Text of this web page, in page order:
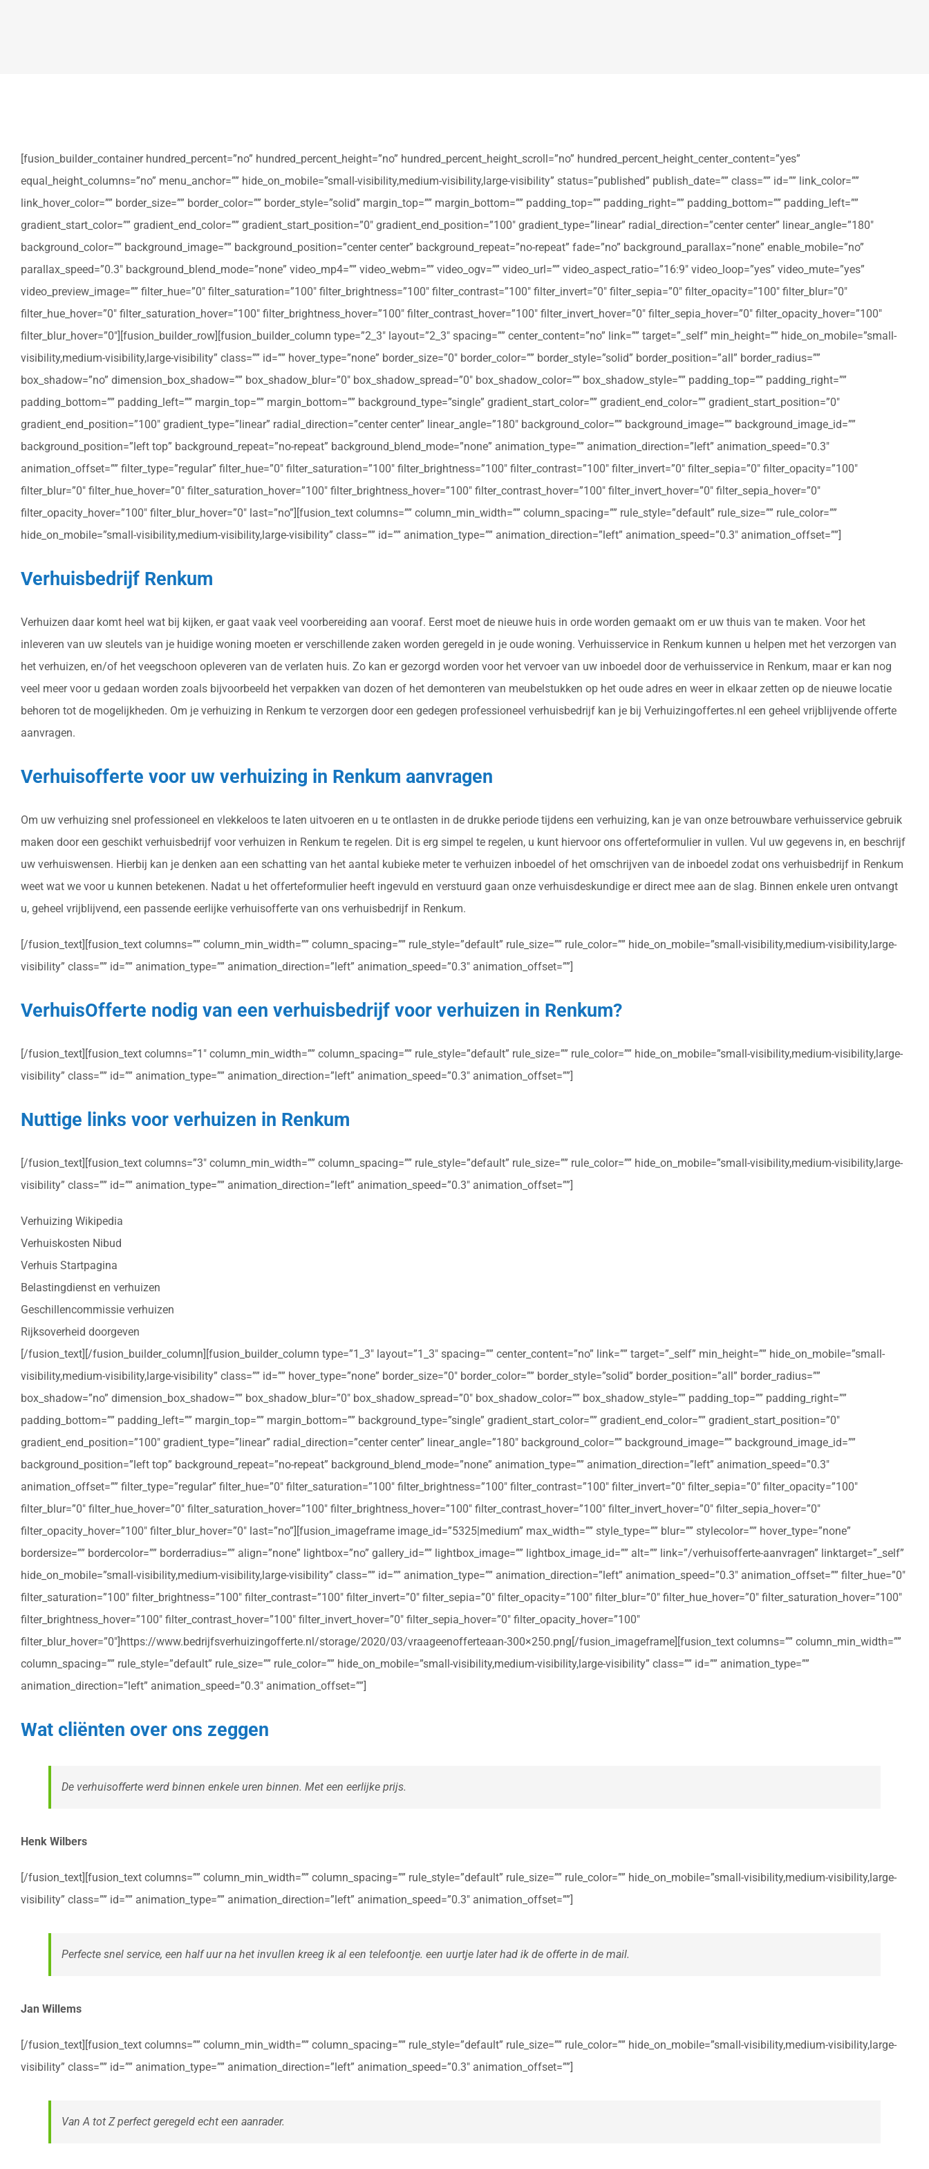
[fusion_builder_container hundred_percent=”no” hundred_percent_height=”no” hundred_percent_height_scroll=”no” hundred_percent_height_center_content=”yes”
equal_height_columns=”no” menu_anchor=”” hide_on_mobile=”small-visibility,medium-visibility,large-visibility” status=”published” publish_date=”” class=”” id=”” link_color=””
link_hover_color=”” border_size=”” border_color=”” border_style=”solid” margin_top=”” margin_bottom=”” padding_top=”” padding_right=”” padding_bottom=”” padding_left=””
gradient_start_color=”” gradient_end_color=”” gradient_start_position=”0″ gradient_end_position=”100″ gradient_type=”linear” radial_direction=”center center” linear_angle=”180″
background_color=”” background_image=”” background_position=”center center” background_repeat=”no-repeat” fade=”no” background_parallax=”none” enable_mobile=”no”
parallax_speed=”0.3″ background_blend_mode=”none” video_mp4=”” video_webm=”” video_ogv=”” video_url=”” video_aspect_ratio=”16:9″ video_loop=”yes” video_mute=”yes”
video_preview_image=”” filter_hue=”0″ filter_saturation=”100″ filter_brightness=”100″ filter_contrast=”100″ filter_invert=”0″ filter_sepia=”0″ filter_opacity=”100″ filter_blur=”0″
filter_hue_hover=”0″ filter_saturation_hover=”100″ filter_brightness_hover=”100″ filter_contrast_hover=”100″ filter_invert_hover=”0″ filter_sepia_hover=”0″ filter_opacity_hover=”100″
filter_blur_hover=”0″][fusion_builder_row][fusion_builder_column type=”2_3″ layout=”2_3″ spacing=”” center_content=”no” link=”” target=”_self” min_height=”” hide_on_mobile=”small-
visibility,medium-visibility,large-visibility” class=”” id=”” hover_type=”none” border_size=”0″ border_color=”” border_style=”solid” border_position=”all” border_radius=””
box_shadow=”no” dimension_box_shadow=”” box_shadow_blur=”0″ box_shadow_spread=”0″ box_shadow_color=”” box_shadow_style=”” padding_top=”” padding_right=””
padding_bottom=”” padding_left=”” margin_top=”” margin_bottom=”” background_type=”single” gradient_start_color=”” gradient_end_color=”” gradient_start_position=”0″
gradient_end_position=”100″ gradient_type=”linear” radial_direction=”center center” linear_angle=”180″ background_color=”” background_image=”” background_image_id=””
background_position=”left top” background_repeat=”no-repeat” background_blend_mode=”none” animation_type=”” animation_direction=”left” animation_speed=”0.3″
animation_offset=”” filter_type=”regular” filter_hue=”0″ filter_saturation=”100″ filter_brightness=”100″ filter_contrast=”100″ filter_invert=”0″ filter_sepia=”0″ filter_opacity=”100″
filter_blur=”0″ filter_hue_hover=”0″ filter_saturation_hover=”100″ filter_brightness_hover=”100″ filter_contrast_hover=”100″ filter_invert_hover=”0″ filter_sepia_hover=”0″
filter_opacity_hover=”100″ filter_blur_hover=”0″ last=”no”][fusion_text columns=”” column_min_width=”” column_spacing=”” rule_style=”default” rule_size=”” rule_color=””
hide_on_mobile=”small-visibility,medium-visibility,large-visibility” class=”” id=”” animation_type=”” animation_direction=”left” animation_speed=”0.3″ animation_offset=””]
Verhuisbedrijf Renkum
Verhuizen daar komt heel wat bij kijken, er gaat vaak veel voorbereiding aan vooraf. Eerst moet de nieuwe huis in orde worden gemaakt om er uw thuis van te maken. Voor het
inleveren van uw sleutels van je huidige woning moeten er verschillende zaken worden geregeld in je oude woning. Verhuisservice in Renkum kunnen u helpen met het verzorgen van
het verhuizen, en/of het veegschoon opleveren van de verlaten huis. Zo kan er gezorgd worden voor het vervoer van uw inboedel door de verhuisservice in Renkum, maar er kan nog
veel meer voor u gedaan worden zoals bijvoorbeeld het verpakken van dozen of het demonteren van meubelstukken op het oude adres en weer in elkaar zetten op de nieuwe locatie
behoren tot de mogelijkheden. Om je verhuizing in Renkum te verzorgen door een gedegen professioneel verhuisbedrijf kan je bij Verhuizingoffertes.nl een geheel vrijblijvende offerte
aanvragen.
Verhuisofferte voor uw verhuizing in Renkum aanvragen
Om uw verhuizing snel professioneel en vlekkeloos te laten uitvoeren en u te ontlasten in de drukke periode tijdens een verhuizing, kan je van onze betrouwbare verhuisservice gebruik
maken door een geschikt verhuisbedrijf voor verhuizen in Renkum te regelen. Dit is erg simpel te regelen, u kunt hiervoor ons offerteformulier in vullen. Vul uw gegevens in, en beschrijf
uw verhuiswensen. Hierbij kan je denken aan een schatting van het aantal kubieke meter te verhuizen inboedel of het omschrijven van de inboedel zodat ons verhuisbedrijf in Renkum
weet wat we voor u kunnen betekenen. Nadat u het offerteformulier heeft ingevuld en verstuurd gaan onze verhuisdeskundige er direct mee aan de slag. Binnen enkele uren ontvangt
u, geheel vrijblijvend, een passende eerlijke verhuisofferte van ons verhuisbedrijf in Renkum.
[/fusion_text][fusion_text columns=”” column_min_width=”” column_spacing=”” rule_style=”default” rule_size=”” rule_color=”” hide_on_mobile=”small-visibility,medium-visibility,large-
visibility” class=”” id=”” animation_type=”” animation_direction=”left” animation_speed=”0.3″ animation_offset=””]
VerhuisOfferte nodig van een verhuisbedrijf voor verhuizen in Renkum?
[/fusion_text][fusion_text columns=”1″ column_min_width=”” column_spacing=”” rule_style=”default” rule_size=”” rule_color=”” hide_on_mobile=”small-visibility,medium-visibility,large-
visibility” class=”” id=”” animation_type=”” animation_direction=”left” animation_speed=”0.3″ animation_offset=””]
Nuttige links voor verhuizen in Renkum
[/fusion_text][fusion_text columns=”3″ column_min_width=”” column_spacing=”” rule_style=”default” rule_size=”” rule_color=”” hide_on_mobile=”small-visibility,medium-visibility,large-
visibility” class=”” id=”” animation_type=”” animation_direction=”left” animation_speed=”0.3″ animation_offset=””]
Verhuizing Wikipedia
Verhuiskosten Nibud
Verhuis Startpagina
Belastingdienst en verhuizen
Geschillencommissie verhuizen
Rijksoverheid doorgeven
[/fusion_text][/fusion_builder_column][fusion_builder_column type=”1_3″ layout=”1_3″ spacing=”” center_content=”no” link=”” target=”_self” min_height=”” hide_on_mobile=”small-
visibility,medium-visibility,large-visibility” class=”” id=”” hover_type=”none” border_size=”0″ border_color=”” border_style=”solid” border_position=”all” border_radius=””
box_shadow=”no” dimension_box_shadow=”” box_shadow_blur=”0″ box_shadow_spread=”0″ box_shadow_color=”” box_shadow_style=”” padding_top=”” padding_right=””
padding_bottom=”” padding_left=”” margin_top=”” margin_bottom=”” background_type=”single” gradient_start_color=”” gradient_end_color=”” gradient_start_position=”0″
gradient_end_position=”100″ gradient_type=”linear” radial_direction=”center center” linear_angle=”180″ background_color=”” background_image=”” background_image_id=””
background_position=”left top” background_repeat=”no-repeat” background_blend_mode=”none” animation_type=”” animation_direction=”left” animation_speed=”0.3″
animation_offset=”” filter_type=”regular” filter_hue=”0″ filter_saturation=”100″ filter_brightness=”100″ filter_contrast=”100″ filter_invert=”0″ filter_sepia=”0″ filter_opacity=”100″
filter_blur=”0″ filter_hue_hover=”0″ filter_saturation_hover=”100″ filter_brightness_hover=”100″ filter_contrast_hover=”100″ filter_invert_hover=”0″ filter_sepia_hover=”0″
filter_opacity_hover=”100″ filter_blur_hover=”0″ last=”no”][fusion_imageframe image_id=”5325|medium” max_width=”” style_type=”” blur=”” stylecolor=”” hover_type=”none”
bordersize=”” bordercolor=”” borderradius=”” align=”none” lightbox=”no” gallery_id=”” lightbox_image=”” lightbox_image_id=”” alt=”” link=”/verhuisofferte-aanvragen” linktarget=”_self”
hide_on_mobile=”small-visibility,medium-visibility,large-visibility” class=”” id=”” animation_type=”” animation_direction=”left” animation_speed=”0.3″ animation_offset=”” filter_hue=”0″
filter_saturation=”100″ filter_brightness=”100″ filter_contrast=”100″ filter_invert=”0″ filter_sepia=”0″ filter_opacity=”100″ filter_blur=”0″ filter_hue_hover=”0″ filter_saturation_hover=”100″
filter_brightness_hover=”100″ filter_contrast_hover=”100″ filter_invert_hover=”0″ filter_sepia_hover=”0″ filter_opacity_hover=”100″
filter_blur_hover=”0″]https://www.bedrijfsverhuizingofferte.nl/storage/2020/03/vraageenofferteaan-300×250.png[/fusion_imageframe][fusion_text columns=”” column_min_width=””
column_spacing=”” rule_style=”default” rule_size=”” rule_color=”” hide_on_mobile=”small-visibility,medium-visibility,large-visibility” class=”” id=”” animation_type=””
animation_direction=”left” animation_speed=”0.3″ animation_offset=””]
Wat cliënten over ons zeggen
De verhuisofferte werd binnen enkele uren binnen. Met een eerlijke prijs.
Henk Wilbers
[/fusion_text][fusion_text columns=”” column_min_width=”” column_spacing=”” rule_style=”default” rule_size=”” rule_color=”” hide_on_mobile=”small-visibility,medium-visibility,large-
visibility” class=”” id=”” animation_type=”” animation_direction=”left” animation_speed=”0.3″ animation_offset=””]
Perfecte snel service, een half uur na het invullen kreeg ik al een telefoontje. een uurtje later had ik de offerte in de mail.
Jan Willems
[/fusion_text][fusion_text columns=”” column_min_width=”” column_spacing=”” rule_style=”default” rule_size=”” rule_color=”” hide_on_mobile=”small-visibility,medium-visibility,large-
visibility” class=”” id=”” animation_type=”” animation_direction=”left” animation_speed=”0.3″ animation_offset=””]
Van A tot Z perfect geregeld echt een aanrader.